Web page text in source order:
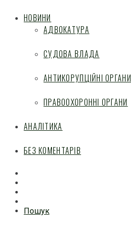
НОВИНИ
АДВОКАТУРА
СУДОВА ВЛАДА
АНТИКОРУПЦІЙНІ ОРГАНИ
ПРАВООХОРОННІ ОРГАНИ
АНАЛІТИКА
БЕЗ КОМЕНТАРІВ
Пошук